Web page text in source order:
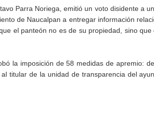
Parra Noriega, emitió un voto disidente a
de Naucalpan a entregar información
el panteón no es de su propiedad, sino
la imposición de 58 medidas de apremio:
titular de la unidad de transparencia del